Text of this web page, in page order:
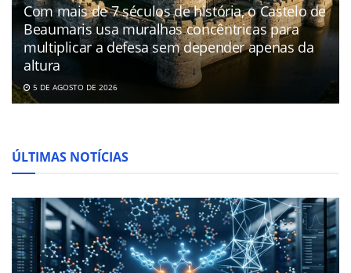
Com mais de 7 séculos de história, o Castelo de
Beaumaris usa muralhas concêntricas para
multiplicar a defesa sem depender apenas da
altura
5 DE AGOSTO DE 2026
ÚLTIMAS NOTÍCIAS